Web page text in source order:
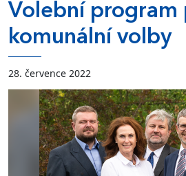
Volební program
komunální volby
28. července 2022